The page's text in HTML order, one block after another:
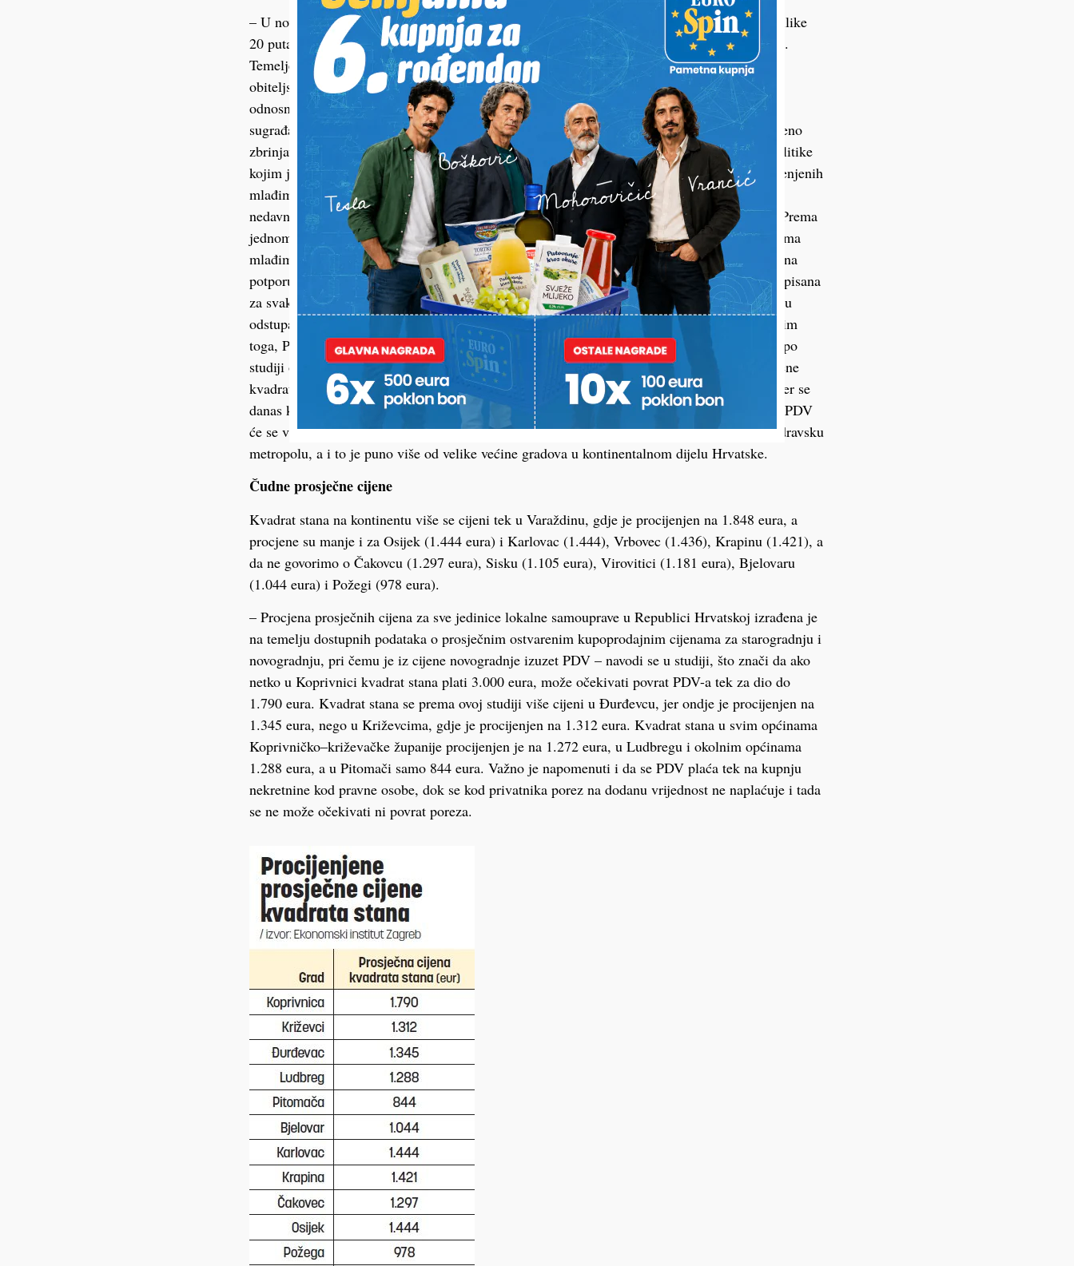
– U novim stambenim jedinicama cijena najma je 36 centi po kvadratnom metru, što je otprilike
20 puta manje od tržišne cijene što je doista pristupačan model rješavanja stambenog pitanja.
Temeljem potpisanih sporazuma država će kao investitor omogućiti izgradnju 82 stana i 20
obiteljskih kuća. Nakon potpisivanja sporazuma naše ministarstvo krenut će s realizacijom,
odnosno izgradnjom tih stambenih jedinica. One će poslužiti stambenom zbrinjavanju naših
sugrađana sukladno listi prioriteta koja će biti definirana, a poslužit će i za kadrovsko stambeno
zbrinjavanje – kazao je Bačić i dodao da je to dio Vladinog Nacionalnog plana stambene politike
kojim je predviđena mogućnost izgradnje stanova za priuštivo stanovanje prvenstveno namijenjenih
mlađima od 45 godina. A kad smo već kod Vladinog nacionalnog plana stambene politike,
nedavno smo pisali kako ubrzo na snagu stupaju novi pravilnici o stambenom zbrinjavanju. Prema
jednom od njih, kupcima će se vraćati 50 posto PDV-a na kupnju stana hrvatskim državljanima
mlađima od 45 godina koji prvi put rješavaju stambeno pitanje. No, da bi se ostvarilo pravo na
potporu, potrebno je zadovoljiti još dva bitna kriterija. Prvi je veličina nekretnine koja je propisana
za svaki broj osoba u stanu pa je tako za jednu osobu propisano 50 kvadrata, ali dopuštena su
odstupanja s time da će se povrat PDV-a isplaćivati samo za 50 kvadratnih metara stana. Osim
toga, PDV se neće isplaćivati po tržišnoj cijeni po kojoj ste kupili stan, već će se isplaćivati po
studiji o prosječnim cijenama koje je izgradio Ekonomski institut Zagreb. A te prosječne cijene
kvadrata stana do kojih su oni došli bitno su niže od stvarnih, tržišnih vrijednosti na terenu jer se
danas kvadrat novogradnje u Koprivnici cijeni i na 3000 eura. No, kad je riječ o Koprivnici, PDV
će se vraćati tek za 1.790 eura po kvadratu, kolika je procjena prosječnih cijena stana za podravsku
metropolu, a i to je puno više od velike većine gradova u kontinentalnom dijelu Hrvatske.
Čudne prosječne cijene
Kvadrat stana na kontinentu više se cijeni tek u Varaždinu, gdje je procijenjen na 1.848 eura, a
procjene su manje i za Osijek (1.444 eura) i Karlovac (1.444), Vrbovec (1.436), Krapinu (1.421), a
da ne govorimo o Čakovcu (1.297 eura), Sisku (1.105 eura), Virovitici (1.181 eura), Bjelovaru
(1.044 eura) i Požegi (978 eura).
– Procjena prosječnih cijena za sve jedinice lokalne samouprave u Republici Hrvatskoj izrađena je
na temelju dostupnih podataka o prosječnim ostvarenim kupoprodajnim cijenama za starogradnju i
novogradnju, pri čemu je iz cijene novogradnje izuzet PDV – navodi se u studiji, što znači da ako
netko u Koprivnici kvadrat stana plati 3.000 eura, može očekivati povrat PDV-a tek za dio do
1.790 eura. Kvadrat stana se prema ovoj studiji više cijeni u Đurđevcu, jer ondje je procijenjen na
1.345 eura, nego u Križevcima, gdje je procijenjen na 1.312 eura. Kvadrat stana u svim općinama
Koprivničko–križevačke županije procijenjen je na 1.272 eura, u Ludbregu i okolnim općinama
1.288 eura, a u Pitomači samo 844 eura. Važno je napomenuti i da se PDV plaća tek na kupnju
nekretnine kod pravne osobe, dok se kod privatnika porez na dodanu vrijednost ne naplaćuje i tada
se ne može očekivati ni povrat poreza.